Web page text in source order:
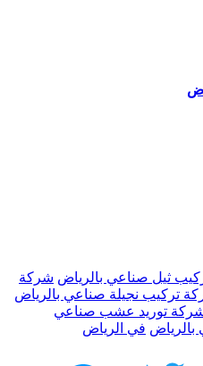
ثيل صناعي بالرياض شركة
تركيب نجيلة صناعي بالرياض
توريد عشب صناعي
بالرياض في الرياض